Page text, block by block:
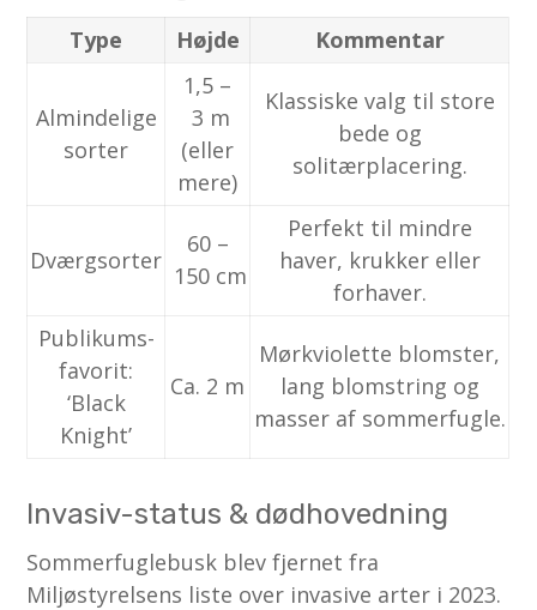
Type Højde Kommentar
Almindelige
sorter
1,5 –
3 m
(eller
mere)
Klassiske valg til store
bede og
solitærplacering.
Dværgsorter
60 –
150 cm
Perfekt til mindre
haver, krukker eller
forhaver.
Publikums­
favorit:
‘Black
Knight’
Ca. 2 m
Mørkviolette blomster,
lang blomstring og
masser af sommerfugle.
Invasiv-status & dødhovedning
Sommerfuglebusk blev fjernet fra
Miljøstyrelsens liste over invasive arter i 2023.